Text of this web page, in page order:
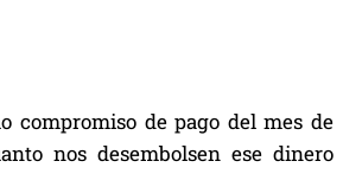
compromiso de pago del mes de
nos desembolsen ese dinero